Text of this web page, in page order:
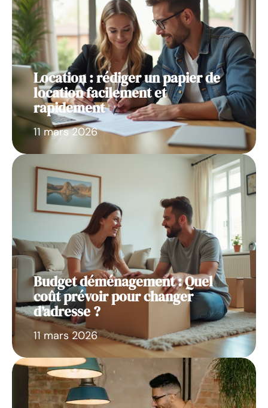
Location : rédiger un papier de
location facilement et
rapidement
11 mars 2026
Budget déménagement : Quel
coût prévoir pour changer
d’adresse ?
11 mars 2026